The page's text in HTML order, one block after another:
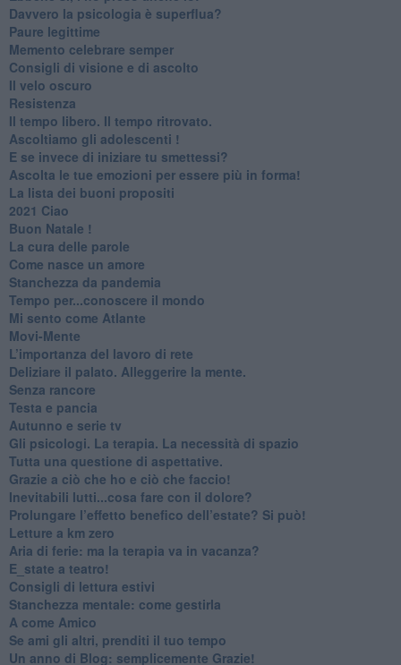
​Davvero la psicologia è superflua?
Paure legittime
​Memento celebrare semper
​Consigli di visione e di ascolto
​Il velo oscuro
Resistenza
​Il tempo libero. Il tempo ritrovato.
Ascoltiamo gli adolescenti !
​E se invece di iniziare tu smettessi?
​Ascolta le tue emozioni per essere più in forma!
​La lista dei buoni propositi
2021 Ciao
Buon Natale !
​La cura delle parole
​Come nasce un amore
Stanchezza da pandemia
​Tempo per...conoscere il mondo
​Mi sento come Atlante
​Movi-Mente
​L’importanza del lavoro di rete
​Deliziare il palato. Alleggerire la mente.
​Senza rancore
​Testa e pancia
​Autunno e serie tv
​Gli psicologi. La terapia. La necessità di spazio
​Tutta una questione di aspettative.
​Grazie a ciò che ho e ciò che faccio!
​Inevitabili lutti...cosa fare con il dolore?
Prolungare l’effetto benefico dell’estate? Si può!
​Letture a km zero
​Aria di ferie: ma la terapia va in vacanza?
​E_state a teatro!
​Consigli di lettura estivi
​Stanchezza mentale: come gestirla
​A come Amico
​Se ami gli altri, prenditi il tuo tempo
​Un anno di Blog: semplicemente Grazie!